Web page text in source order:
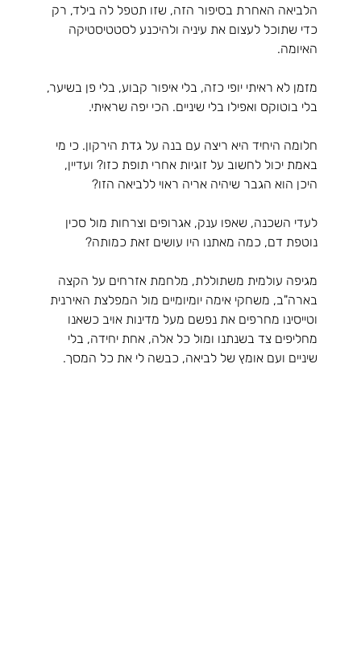
הלביאה האחרת בסיפור הזה, שזו תטפל לה בילד, רק
כדי שתוכל לעצום את עיניה ולהיכנע לסטטיסטיקה
האיומה.
מזמן לא ראיתי יופי כזה, בלי איפור קבוע, בלי פן בשיער,
בלי בוטוקס ואפילו בלי שיניים. הכי יפה שראיתי.
חלומה היחיד היא ריצה עם בנה על גדת הירקון. כי מי
באמת יכול לחשוב על זוגיות אחרי תופת כזו? ועדיין,
היכן הוא הגבר שיהיה אריה ראוי ללביאה הזו?
לעדי השכנה, שאפו ענק, אגרופים וצרחות מול סכין
נוטפת דם, כמה מאתנו היו עושים זאת כמותה?
מגיפה עולמית משתוללת, מלחמת אזרחים על הקצה
בארה"ב, משחקי אימה יומיומיים מול המפלצת האירנית
וטייסינו מחרפים את נפשם מעל מדינות אויב כשאנו
מחליפים צד בשנתנו ומול כל אלה, אחת יחידה, בלי
שיניים ועם אומץ של לביאה, כבשה לי את כל המסך.